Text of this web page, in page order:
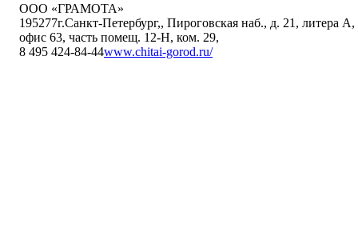
ООО «ГРАМОТА»
195277г.Санкт-Петербург,, Пироговская наб., д. 21, литера А,
офис 63, часть помещ. 12-Н, ком. 29,
8 495 424-84-44www.chitai-gorod.ru/